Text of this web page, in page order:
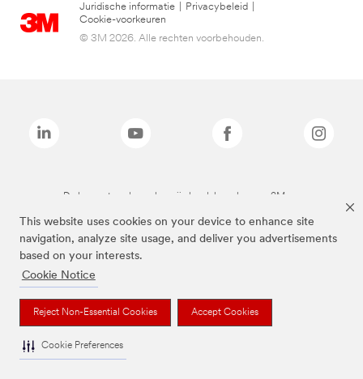
This website uses cookies on your device to enhance site
navigation, analyze site usage, and deliver you advertisements
based on your interests.
Cookie Notice
Reject Non-Essential Cookies Accept Cookies
Cookie Preferences
Juridische informatie Privacybeleid
Cookie-voorkeuren
© 3M 2026. Alle rechten voorbehouden.
De bovenstaande merken zijn handelsmerken van 3M.we